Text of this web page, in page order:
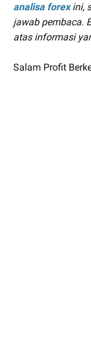
analisa forexini,
jawab pembaca.
atas informasi
Salam Profit